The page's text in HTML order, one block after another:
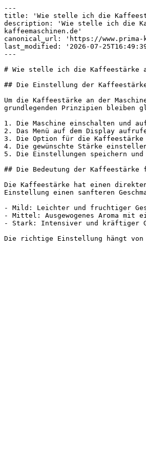
---
title: 'Wie stelle ich die
description: 'Wie stelle ich die
kaffeemaschinen.de'
canonical_url: 'https://www.prima-
last_modified: '2026-07-
---
# Wie stelle ich die Kaffeestärke
## Die Einstellung der
Um die Kaffeestärke an der
grundlegenden Prinzipien bleiben
1. Die Maschine einschalten und
2. Das Menü auf dem Display
3. Die Option für die Kaffeestärke
4. Die gewünschte Stärke
5. Die Einstellungen speichern und
## Die Bedeutung der Kaffeestärke
Die Kaffeestärke hat einen
Einstellung einen sanfteren
- Mild: Leichter und fruchtiger
- Mittel: Ausgewogenes Aroma mit
- Stark: Intensiver und kräftiger